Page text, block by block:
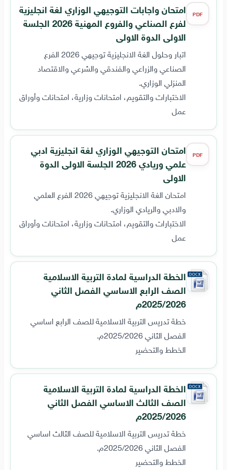
PDF
امتحان واجابات التوجيهي الوزاري لغة انجليزية
لفرع الصناعي والفروع المهنية 2026 الجلسة
الاولى الدوة الاولى
اتبار وحلول الغة الانجليزية توجيهي 2026 الفرع
الصناعي والزراعي والفندقي والشرعي والاقتصاد
المنزلي الوزاري.
الاختبارات والتقويم، امتحانات وزارية، امتحانات وأوراق
عمل
PDF
امتحان التوجيهي الوزاري لغة انجليزية ادبي
علمي وريادي 2026 الجلسة الاولى الدوة
الاولى
امتحان الغة الانجليزية توجيهي 2026 الفرع العلمي
والادبي والريادي الوزاري.
الاختبارات والتقويم، امتحانات وزارية، امتحانات وأوراق
عمل
الخطة الدراسية لمادة التربية الاسلامية
الصف الرابع الاساسي الفصل الثاني
2025/2026م
خطة تدريس التربية الاسلامية للصف الرابع اساسي
الفصل الثاني 2025/2026م.
الخطط والتحضير
الخطة الدراسية لمادة التربية الاسلامية
الصف الثالث الاساسي الفصل الثاني
2025/2026م
خطة تدريس التربية الاسلامية للصف الثالث اساسي
الفصل الثاني 2025/2026م.
الخطط والتحضير